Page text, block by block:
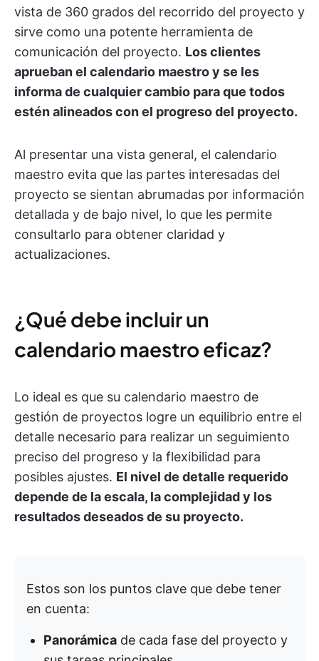
vista de 360 grados del recorrido del proyecto y
sirve como una potente herramienta de
comunicación del proyecto. Los clientes
aprueban el calendario maestro y se les
informa de cualquier cambio para que todos
estén alineados con el progreso del proyecto.
Al presentar una vista general, el calendario
maestro evita que las partes interesadas del
proyecto se sientan abrumadas por información
detallada y de bajo nivel, lo que les permite
consultarlo para obtener claridad y
actualizaciones.
¿Qué debe incluir un
calendario maestro eficaz?
Lo ideal es que su calendario maestro de
gestión de proyectos logre un equilibrio entre el
detalle necesario para realizar un seguimiento
preciso del progreso y la flexibilidad para
posibles ajustes. El nivel de detalle requerido
depende de la escala, la complejidad y los
resultados deseados de su proyecto.
Estos son los puntos clave que debe tener
en cuenta:
Panorámica de cada fase del proyecto y